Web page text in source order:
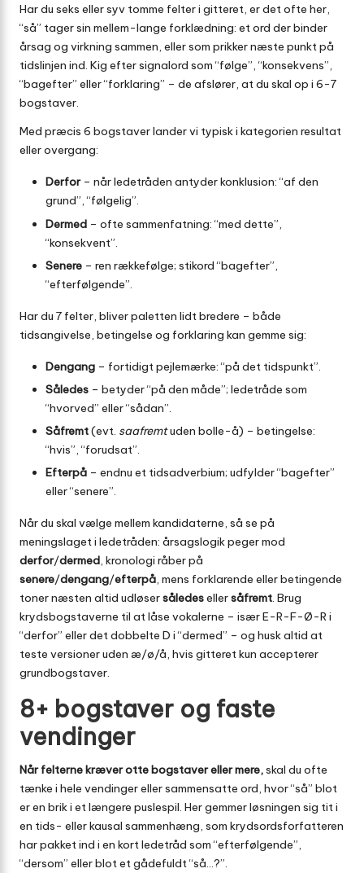
Har du seks eller syv tomme felter i gitteret, er det ofte her,
“så” tager sin mellem-lange forklædning: et ord der binder
årsag og virkning sammen, eller som prikker næste punkt på
tidslinjen ind. Kig efter signalord som “følge”, “konsekvens”,
“bagefter” eller “forklaring” – de afslører, at du skal op i 6-7
bogstaver.
Med præcis 6 bogstaver lander vi typisk i kategorien resultat
eller overgang:
Derfor– når ledetråden antyder konklusion: “af den
grund”, “følgelig”.
Dermed – ofte sammenfatning: “med dette”,
“konsekvent”.
Senere – ren rækkefølge; stikord “bagefter”,
“efterfølgende”.
Har du 7 felter, bliver paletten lidt bredere – både
tidsangivelse, betingelse og forklaring kan gemme sig:
Dengang – fortidigt pejlemærke: “på det tidspunkt”.
Således – betyder “på den måde”; ledetråde som
“hvorved” eller “sådan”.
Såfremt(evt. saafremtuden bolle-å) – betingelse:
“hvis”, “forudsat”.
Efterpå – endnu et tidsadverbium; udfylder “bagefter”
eller “senere”.
Når du skal vælge mellem kandidaterne, så se på
meningslaget i ledetråden: årsagslogik peger mod
derfor/dermed, kronologi råber på
senere/dengang/efterpå, mens forklarende eller betingende
toner næsten altid udløsersåledesellersåfremt. Brug
krydsbogstaverne til at låse vokalerne – især E-R-F-Ø-R i
“derfor” eller det dobbelte D i “dermed” – og husk altid at
teste versioner uden æ/ø/å, hvis gitteret kun accepterer
grundbogstaver.
8+ bogstaver og faste
vendinger
Når felterne kræver otte bogstaver eller mere,skal du ofte
tænke i hele vendinger eller sammensatte ord, hvor “så” blot
er en brik i et længere puslespil. Her gemmer løsningen sig tit i
en tids- eller kausal sammenhæng, som krydsordsforfatteren
har pakket ind i en kort ledetråd som “efterfølgende”,
“dersom” eller blot et gådefuldt “så…?”.